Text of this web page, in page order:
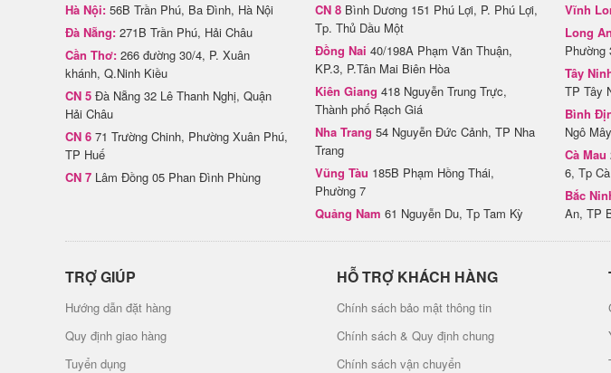
Hà Nội: 56B Trần Phú, Ba Đình, Hà Nội
Đà Nẵng: 271B Trần Phú, Hải Châu
Cần Thơ: 266 đường 30/4, P. Xuân
khánh, Q.Ninh Kiều
CN 5 Đà Nẵng 32 Lê Thanh Nghị, Quận
Hải Châu
CN 6 71 Trường Chinh, Phường Xuân Phú,
TP Huế
CN 7 Lâm Đồng 05 Phan Đình Phùng
CN 8 Bình Dương 151 Phú Lợi, P. Phú Lợi,
Tp. Thủ Dầu Một
Đồng Nai 40/198A Phạm Văn Thuận,
KP.3, P.Tân Mai Biên Hòa
Kiên Giang 418 Nguyễn Trung Trực,
Thành phố Rạch Giá
Nha Trang 54 Nguyễn Đức Cảnh, TP Nha
Trang
Vũng Tàu 185B Phạm Hồng Thái,
Phường 7
Quảng Nam 61 Nguyễn Du, Tp Tam Kỳ
Vĩnh
Long
Phường
Tây
TP Tây
Bình
Ngô
Cà Mau
6, Tp
Bắc
An, TP
TRỢ GIÚP
Hướng dẫn đặt hàng
Quy định giao hàng
Tuyển dụng
HỖ TRỢ KHÁCH HÀNG
Chính sách bảo mật thông tin
Chính sách & Quy định chung
Chính sách vận chuyển